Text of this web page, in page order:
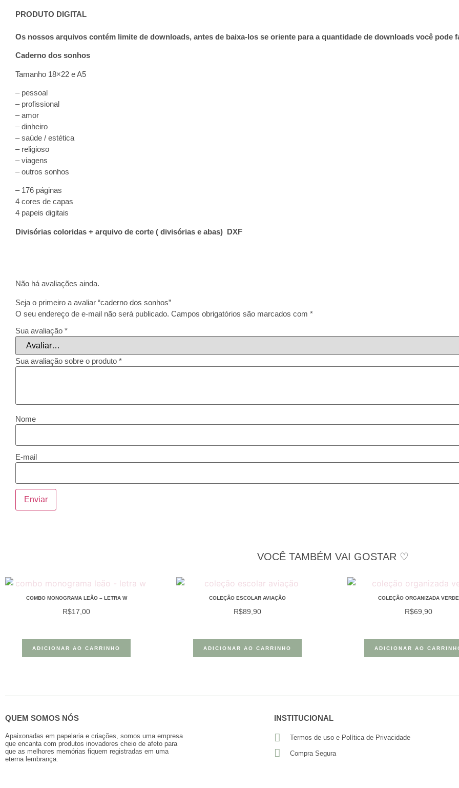
PRODUTO DIGITAL
Os nossos arquivos contém limite de downloads, antes de baixa-los se oriente para a quantidade de downloads você pode
Caderno dos sonhos
Tamanho 18×22 e A5
– pessoal
– profissional
– amor
– dinheiro
– saúde / estética
– religioso
– viagens
– outros sonhos
– 176 páginas
4 cores de capas
4 papeis digitais
Divisórias coloridas + arquivo de corte ( divisórias e abas) DXF
Não há avaliações ainda.
Seja o primeiro a avaliar “caderno dos sonhos”
O seu endereço de e-mail não será publicado. Campos obrigatórios são marcados com *
Sua avaliação *
Sua avaliação sobre o produto *
Nome
E-mail
VOCÊ TAMBÉM VAI GOSTAR ♡
COMBO MONOGRAMA LEÃO – LETRA W
R$17,00
ADICIONAR AO CARRINHO
COLEÇÃO ESCOLAR AVIAÇÃO
R$89,90
ADICIONAR AO CARRINHO
COLEÇÃO ORGANIZADA VERDE
R$69,90
ADICIONAR AO
QUEM SOMOS NÓS
Apaixonadas em papelaria e criações, somos uma empresa
que encanta com produtos inovadores cheio de afeto para
que as melhores memórias fiquem registradas em uma
eterna lembrança.
INSTITUCIONAL
Termos de uso e Política de Privacidade
Compra Segura